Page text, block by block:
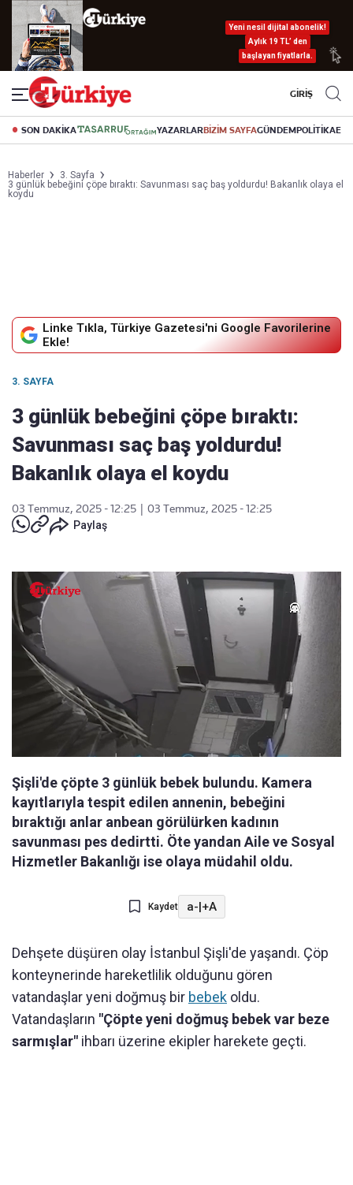
Yeni nesil dijital abonelik!
Aylık 19 TL’ den
başlayan fiyatlarla.
GİRİŞ
SON DAKİKA YAZARLARBİZİM SAYFAGÜNDEMPOLİTİKA
Haberler
3. Sayfa
3 günlük bebeğini çöpe bıraktı: Savunması saç baş yoldurdu! Bakanlık olaya el
koydu
Linke Tıkla, Türkiye Gazetesi'ni Google Favorilerine
Ekle!
3. SAYFA
3 günlük bebeğini çöpe bıraktı:
Savunması saç baş yoldurdu!
Bakanlık olaya el koydu
03 Temmuz, 2025 - 12:25
03 Temmuz, 2025 - 12:25
Paylaş
Şişli'de çöpte 3 günlük bebek bulundu. Kamera
kayıtlarıyla tespit edilen annenin, bebeğini
bıraktığı anlar anbean görülürken kadının
savunması pes dedirtti. Öte yandan Aile ve Sosyal
Hizmetler Bakanlığı ise olaya müdahil oldu.
Kaydet a-|+A
Dehşete düşüren olay İstanbul Şişli'de yaşandı. Çöp
konteynerinde hareketlilik olduğunu gören
vatandaşlar yeni doğmuş bir bebek oldu.
Vatandaşların "Çöpte yeni doğmuş bebek var beze
sarmışlar" ihbarı üzerine ekipler harekete geçti.